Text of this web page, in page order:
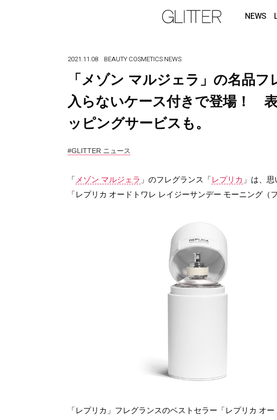
NEWS
2021.11.08 BEAUTY COSMETICS NEWS
「メゾン マルジェラ」の名品
入らないケース付きで登場！
ッピングサービスも。
#GLITTER ニュース
「 メゾン マルジェラ 」のフレグランス「 レプリカ 」は、
「レプリカ オードトワレ レイジーサンデー モーニング（
「レプリカ」フレグランスのベストセラー「レプリカ オ